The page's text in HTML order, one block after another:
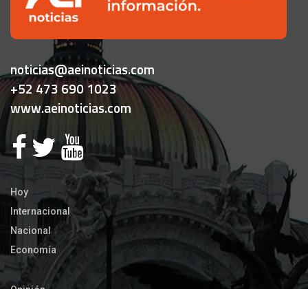
noticias@aeinoticias.com
+52 473 690 1023
www.aeinoticias.com
Hoy
Internacional
Nacional
Economía